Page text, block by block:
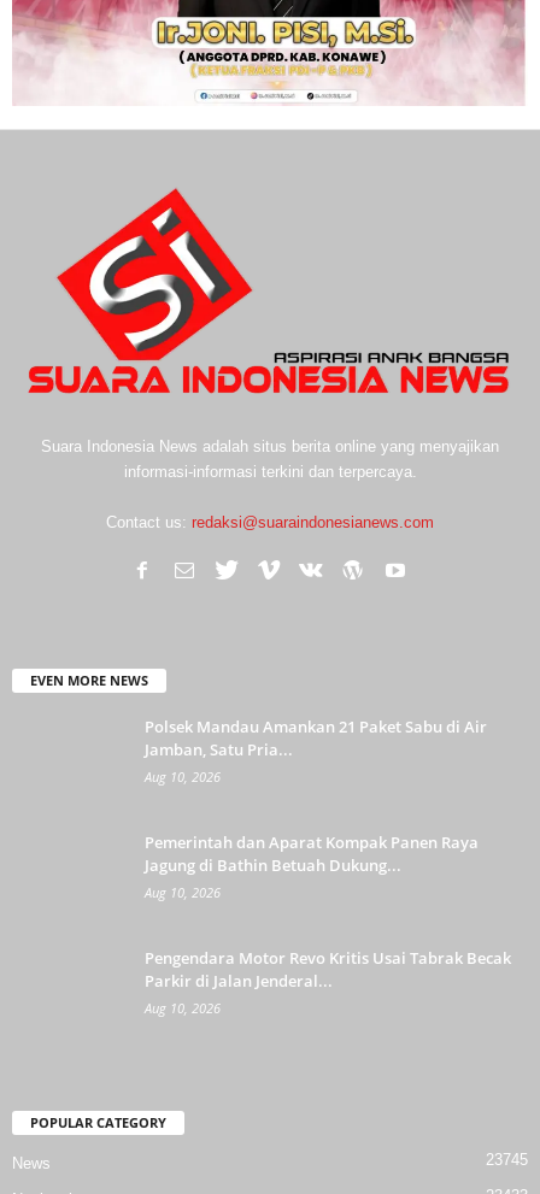
Suara Indonesia News adalah situs berita online yang menyajikan
informasi-informasi terkini dan terpercaya.
Contact us: redaksi@suaraindonesianews.com
EVEN MORE NEWS
Polsek Mandau Amankan 21 Paket Sabu di Air
Jamban, Satu Pria...
Aug 10, 2026
Pemerintah dan Aparat Kompak Panen Raya
Jagung di Bathin Betuah Dukung...
Aug 10, 2026
Pengendara Motor Revo Kritis Usai Tabrak Becak
Parkir di Jalan Jenderal...
Aug 10, 2026
POPULAR CATEGORY
News 23745